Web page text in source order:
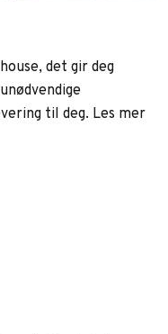
det gir deg
til deg. Les mer